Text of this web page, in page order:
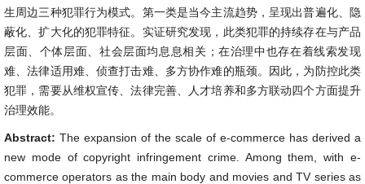
生周边三种犯罪行为模式。第一类是当今主流趋势，呈现出普遍化、隐
蔽化、扩大化的犯罪特征。实证研究发现，此类犯罪的持续存在与产品
层面、个体层面、社会层面均息息相关；在治理中也存在着线索发现
难、法律适用难、侦查打击难、多方协作难的瓶颈。因此，为防控此类
犯罪，需要从维权宣传、法律完善、人才培养和多方联动四个方面提升
治理效能。
Abstract: The expansion of the scale of e-commerce has derived a
new mode of copyright infringement crime. Among them, with e-
commerce operators as the main body and movies and TV series as